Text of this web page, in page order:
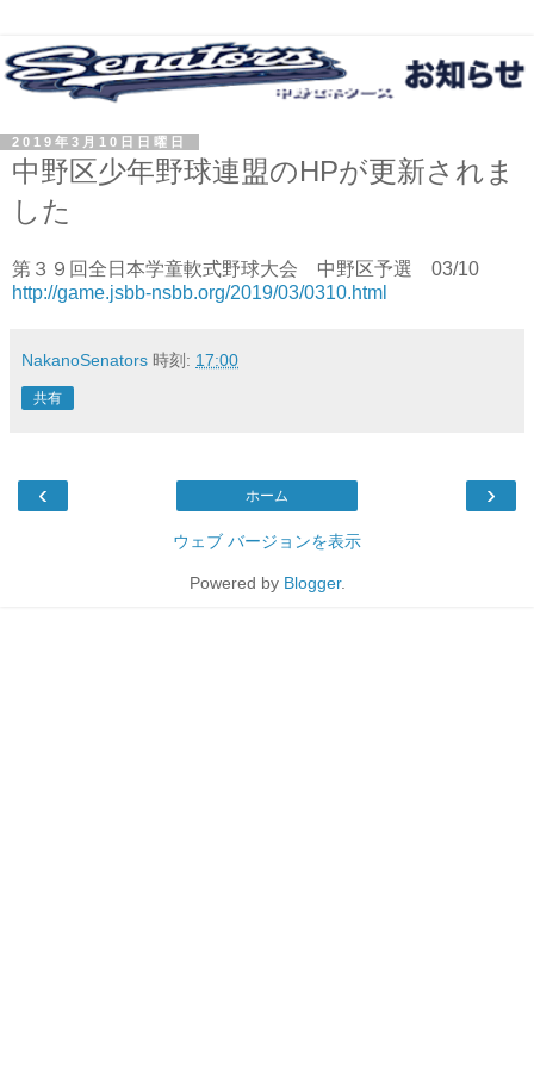
2019年3月10日日曜日
中野区少年野球連盟のHPが更新されま
した
第３９回全日本学童軟式野球大会 中野区予選 03/10
http://game.jsbb-nsbb.org/2019/03/0310.html
NakanoSenators 時刻: 17:00
共有
‹ ›
ホーム
ウェブ バージョンを表示
Powered by Blogger.